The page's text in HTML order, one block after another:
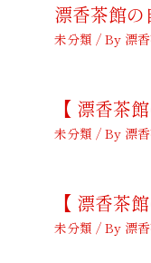
漂香茶館
未分類 / By 漂
【 漂香茶
未分類 / By 漂
【 漂香茶
未分類 / By 漂